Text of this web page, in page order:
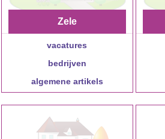
Zele
vacatures
bedrijven
algemene artikels